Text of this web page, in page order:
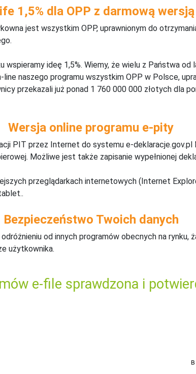
1,5% dla OPP z darmową
jest wszystkim OPP, uprawnionym do
ideę 1,5%. Wiemy, że wielu z Państwa
naszego programu wszystkim OPP w Polsce,
przekazali już ponad 1 760 000 000 złotych dla
Wersja online programu e-pity
PIT przez Internet do systemu e-
Możliwe jest także zapisanie wypełnionej
przeglądarkach internetowych (Internet
Bezpieczeństwo Twoich danych
od innych programów obecnych na rynku, ż
użytkownika.
e-file sprawdzona i